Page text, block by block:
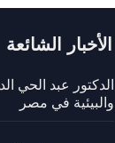
الأخبار الشائعة
الدكتور عبد الحي
والبيئية في مصر